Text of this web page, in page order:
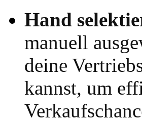
Hand
manuell
deine
kannst, um